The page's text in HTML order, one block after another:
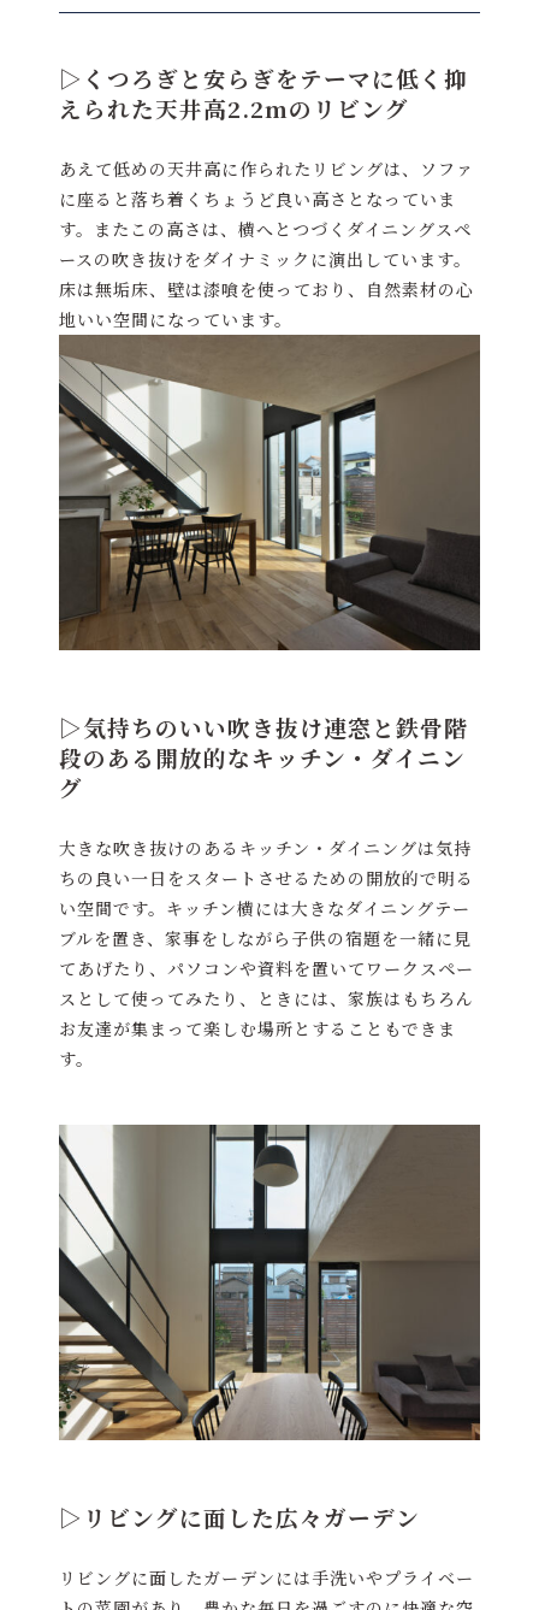
▷くつろぎと安らぎをテーマに低く抑
えられた天井高2.2mのリビング
あえて低めの天井高に作られたリビングは、ソファ
に座ると落ち着くちょうど良い高さとなっていま
す。またこの高さは、横へとつづくダイニングスペ
ースの吹き抜けをダイナミックに演出しています。
床は無垢床、壁は漆喰を使っており、自然素材の心
地いい空間になっています。
▷気持ちのいい吹き抜け連窓と鉄骨階
段のある開放的なキッチン・ダイニン
グ
大きな吹き抜けのあるキッチン・ダイニングは気持
ちの良い一日をスタートさせるための開放的で明る
い空間です。キッチン横には大きなダイニングテー
ブルを置き、家事をしながら子供の宿題を一緒に見
てあげたり、パソコンや資料を置いてワークスペー
スとして使ってみたり、ときには、家族はもちろん
お友達が集まって楽しむ場所とすることもできま
す。
▷リビングに面した広々ガーデン
リビングに面したガーデンには手洗いやプライベー